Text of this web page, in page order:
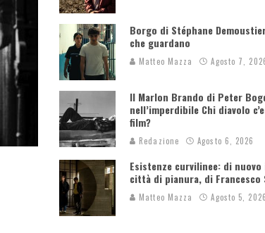
Borgo di Stéphane
che guardano
Matteo Mazza Agosto 7,
Il Marlon Brando di Peter
nell’imperdibile Chi diavolo
film?
Redazione Agosto 6, 2026
Esistenze curvilinee: di nuovo
città di pianura, di Francesco
Matteo Mazza Agosto 5, 2026